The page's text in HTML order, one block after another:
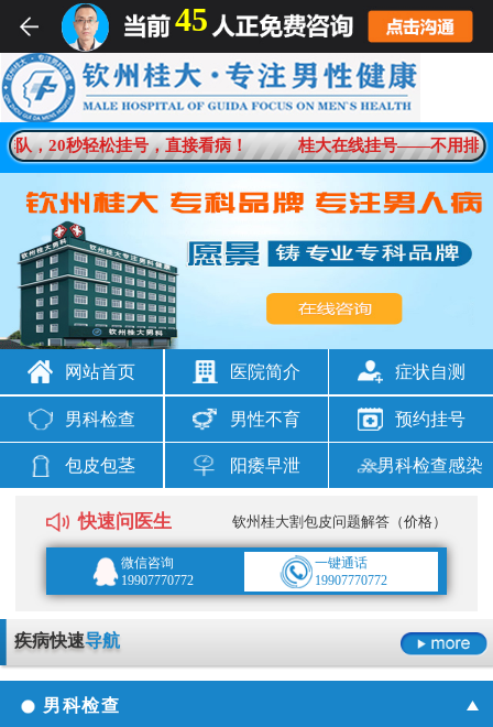
，20秒轻松挂号，直接看病！ 桂大在线挂号——不用排队
网站首页 医院简介 症状自测
男科检查 男性不育 预约挂号
包皮包茎 阳痿早泄 男科检查感染
快速问医生 钦州桂大割包皮问题解答（价格）
微信咨询
19907770772
一键通话
19907770772
疾病快速导航
男科检查
45
男科疾病一对一在线解答
想咨询男科问题